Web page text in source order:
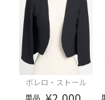
ボレロ・ストール
単品